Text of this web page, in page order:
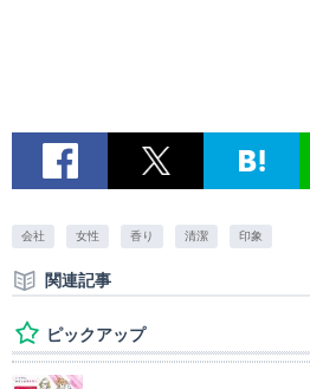
会社 女性 香り 清潔 印象
関連記事
ピックアップ